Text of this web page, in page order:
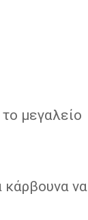
μεγαλείο
κάρβουνα να